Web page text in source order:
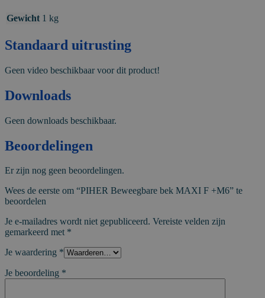
Gewicht 1 kg
Standaard uitrusting
Geen video beschikbaar voor dit product!
Downloads
Geen downloads beschikbaar.
Beoordelingen
Er zijn nog geen beoordelingen.
Wees de eerste om “PIHER Beweegbare bek MAXI F +M6” te
beoordelen
Je e-mailadres wordt niet gepubliceerd. Vereiste velden zijn
gemarkeerd met *
Je waardering *
Je beoordeling *